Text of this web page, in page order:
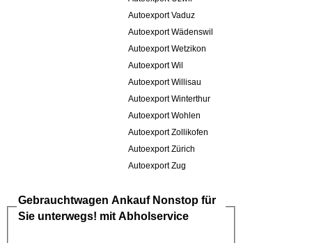
Autoexport Vaduz
Autoexport Wädenswil
Autoexport Wetzikon
Autoexport Wil
Autoexport Willisau
Autoexport Winterthur
Autoexport Wohlen
Autoexport Zollikofen
Autoexport Zürich
Autoexport Zug
Gebrauchtwagen AnkaufNonstop für
Sie unterwegs! mit Abholservice